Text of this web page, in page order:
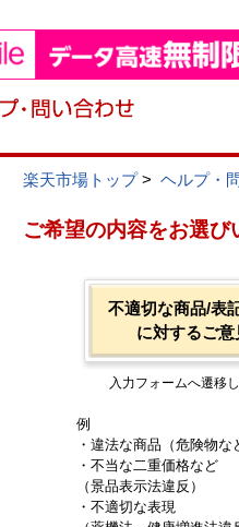
楽天市場トップ> ヘルプ・
ご希望の内容をお選び
不適切な商品/表
に対するご意
入力フォームへ遷移し
例
・違法な商品（危険物な
・不当な二重価格など
（景品表示法違反）
・不適切な表現